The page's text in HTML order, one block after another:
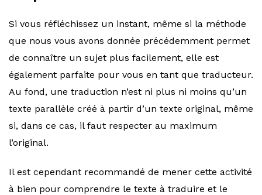
Si vous réfléchissez un instant, même si la méthode
que nous vous avons donnée précédemment permet
de connaître un sujet plus facilement, elle est
également parfaite pour vous en tant que traducteur.
Au fond, une traduction n’est ni plus ni moins qu’un
texte parallèle créé à partir d’un texte original, même
si, dans ce cas, il faut respecter au maximum
l’original.
Il est cependant recommandé de mener cette activité
à bien pour comprendre le texte à traduire et le